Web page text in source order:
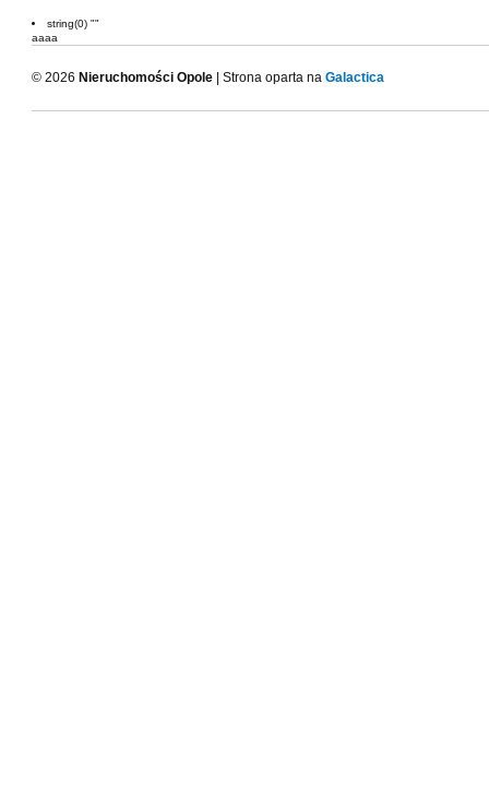
string(0) ""
aaaa
© 2026 Nieruchomości Opole | Strona oparta na Galactica